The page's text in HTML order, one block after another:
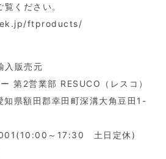
ください。
ftproducts/
入販売元
第2営業部 RESUCO（レスコ）
県額田郡幸田町深溝大角豆田1-
～17:30 土日定休)